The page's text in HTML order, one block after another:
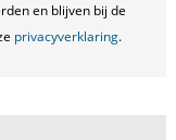
en blijven bij de
privacyverklaring.